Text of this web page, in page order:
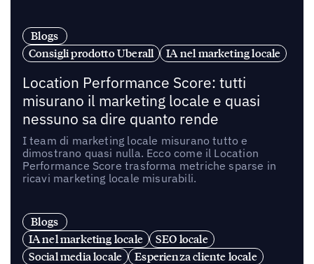
Blogs
Consigli prodotto Uberall
IA nel marketing locale
Location Performance Score: tutti
misurano il marketing locale e quasi
nessuno sa dire quanto rende
I team di marketing locale misurano tutto e
dimostrano quasi nulla. Ecco come il Location
Performance Score trasforma metriche sparse in
ricavi marketing locale misurabili.
Blogs
IA nel marketing locale
SEO locale
Social media locale
Esperienza cliente locale